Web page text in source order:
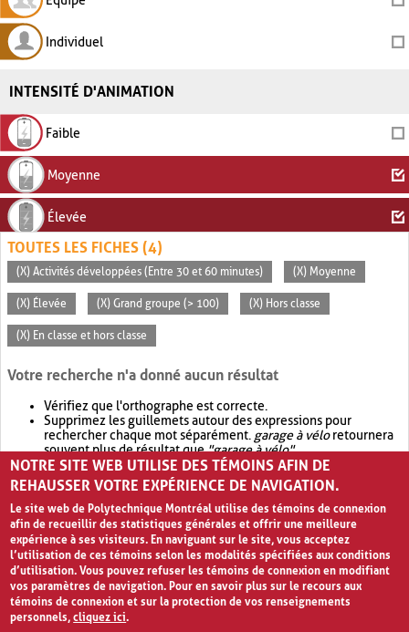
Individuel
INTENSITÉ D'ANIMATION
Faible
Moyenne
Élevée
TOUTES LES FICHES (4)
(X) Activités développées (Entre 30 et 60 minutes) (X) Moyenne
(X) Élevée (X) Grand groupe (> 100) (X) Hors classe
(X) En classe et hors classe
Votre recherche n'a donné aucun résultat
Vérifiez que l'orthographe est correcte.
Supprimez les guillemets autour des expressions pour
rechercher chaque mot séparément. garage à véloretournera
souvent plus de résultat que"garage à vélo".
Envisagez d'élargir votre recherche avec OR.garage OR vélo
retournera souvent plus de résultat quegarage à vélo
NOTRE SITE WEB UTILISE DES TÉMOINS AFIN DE
REHAUSSER VOTRE EXPÉRIENCE DE NAVIGATION.
Le site web de Polytechnique Montréal utilise des témoins de connexion
afin de recueillir des statistiques générales et offrir une meilleure
expérience à ses visiteurs. En naviguant sur le site, vous acceptez
l’utilisation de ces témoins selon les modalités spécifiées aux conditions
d’utilisation. Vous pouvez refuser les témoins de connexion en modifiant
vos paramètres de navigation. Pour en savoir plus sur le recours aux
témoins de connexion et sur la protection de vos renseignements
personnels,cliquez ici.